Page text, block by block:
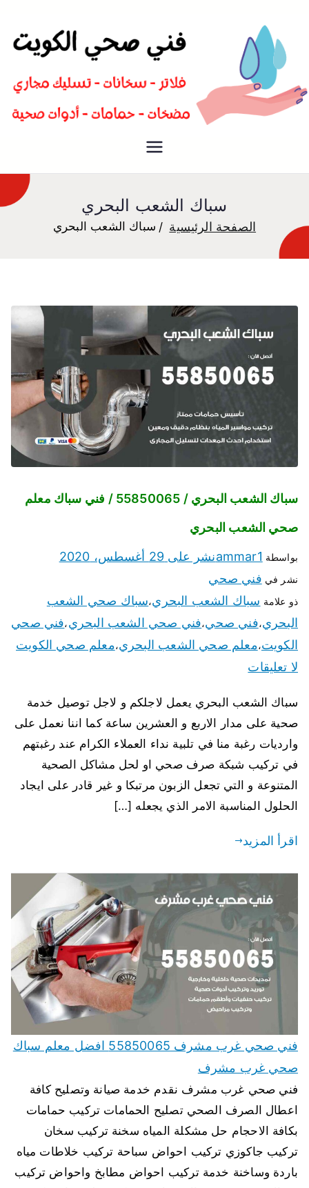
سباك صحي تسليك مجاري افضل
سباك الشعب البحري
الصفحة الرئيسية سباك الشعب البحري
سباك الشعب البحري / 55850065 / فني سباك معلم
صحي الشعب البحري
بواسطة ammar1نشر على 29 أغسطس، 2020
نشر في فني صحي
ذو علامة سباك الشعب البحري،سباك صحي الشعب
البحري،فني صحي،فني صحي الشعب البحري،فني صحي
الكويت،معلم صحي الشعب البحري،معلم صحي الكويت
لا تعليقات
سباك الشعب البحري يعمل لاجلكم و لاجل توصيل خدمة
صحية على مدار الاربع و العشرين ساعة كما اننا نعمل على
وارديات رغبة منا في تلبية نداء العملاء الكرام عند رغبتهم
في تركيب شبكة صرف صحي او لحل مشاكل الصحية
المتنوعة و التي تجعل الزبون مرتبكا و غير قادر على ايجاد
الحلول المناسبة الامر الذي يجعله […]
اقرأ المزيد
فني صحي غرب مشرف 55850065 افضل معلم سباك
صحي غرب مشرف
فني صحي غرب مشرف نقدم خدمة صيانة وتصليح كافة
اعطال الصرف الصحي تصليح الحمامات تركيب حمامات
بكافة الاحجام حل مشكلة المياه سخنة تركيب سخان
تركيب جاكوزي تركيب احواض سباحة تركيب خلاطات مياه
باردة وساخنة خدمة تركيب احواض مطابخ واحواض تركيب